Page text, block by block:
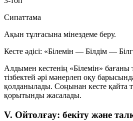
Сипаттама
Ақын тұлғасына мінездеме беру.
Кесте әдісі: «Білемін — Білдім —
Алдымен кестенің «Білемін»
тізбектей әрі мәнерлеп оқу
қолданылады. Соңынан кесте қайта
қорытынды жасалады.
V. Ойтолғау: бекіту және